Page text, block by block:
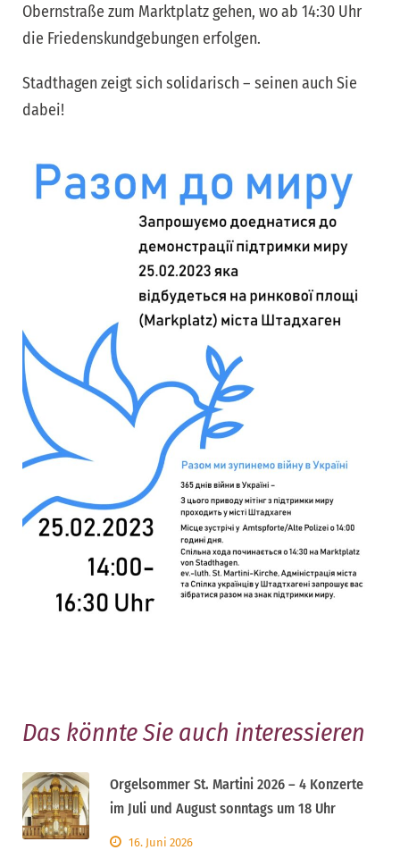
Obernstraße zum Marktplatz gehen, wo ab 14:30 Uhr
die Friedenskundgebungen erfolgen.
Stadthagen zeigt sich solidarisch – seinen auch Sie
dabei!
Das könnte Sie auch interessieren
Orgelsommer St. Martini 2026 – 4 Konzerte
im Juli und August sonntags um 18 Uhr
16. Juni 2026